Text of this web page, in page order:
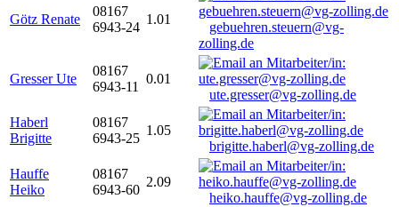
Götz Renate
08167
6943-24
1.01
gebuehren.steuern@vg-
zolling.de
Gresser Ute
08167
6943-11
0.01
ute.gresser@vg-zolling.de
Haberl
Brigitte
08167
6943-25
1.05
brigitte.haberl@vg-zolling.de
Hauffe
Heiko
08167
6943-60
2.09
heiko.hauffe@vg-zolling.de